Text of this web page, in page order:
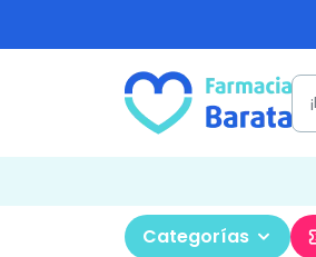
Categorías